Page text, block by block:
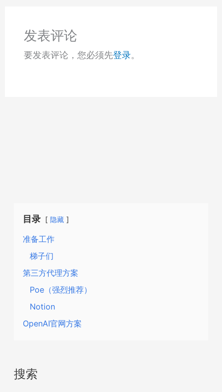
发表评论
要发表评论，您必须先登录。
目录 隐藏
准备工作
梯子们
第三方代理方案
Poe（强烈推荐）
Notion
OpenAI官网方案
搜索